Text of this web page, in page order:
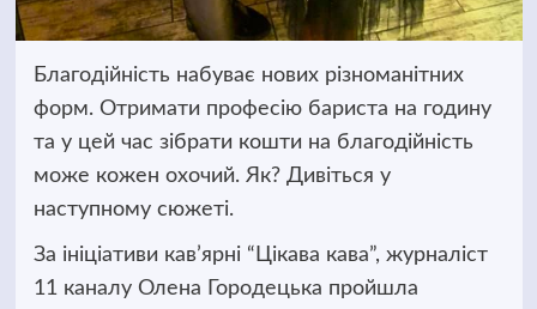
Благодійність набуває нових різноманітних
форм. Отримати професію бариста на годину
та у цей час зібрати кошти на благодійність
може кожен охочий. Як? Дивіться у
наступному сюжеті.
За ініціативи кав’ярні “Цікава кава”, журналіст
11 каналу Олена Городецька пройшла